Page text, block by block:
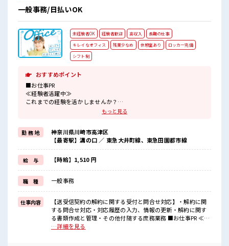
一般事務/日払いOK
未経験者OK 経験者歓迎 高収入
長期の仕事
キレイなオフィス
残業少なめ 休憩室あり
ロッカー完備
シフト制
おすすめポイント
■お仕事PR
≪経験者活躍中≫
これまでの経験を活かしませんか？
≪無理なく働ける≫
場合によってはお願いすることもありますが、
残業はほとんどナシ！
≪自分に合った期間で働ける≫
福利厚生が整った派遣のお仕事です！
■職場の雰囲気
一息つける休憩スペースもあります！
ロッカーあり！
安心してお仕事に集中♪
残業は少なめ！
たまに残業するくらいなら…という方、
応募お待ちしております！
もっと見る
勤 務 地
神奈川県川崎市高津区
【最寄駅】溝の口 ／ 東急大井町線、東急田園都市線
給 与 【時給】1,510 円
職 種 一般事務
仕事内容
【送受信契約の解約に関する受付と問合せ対応】・解約に関
する問合せ対応・対応履歴の入力、情報の更新・解約に関す
る書類作成と管理・その他付随する庶務業務 ■お仕事PR ≪経
験者活躍中≫ これまでの経験を活かしませんか？ ブランクが
…詳細を見る